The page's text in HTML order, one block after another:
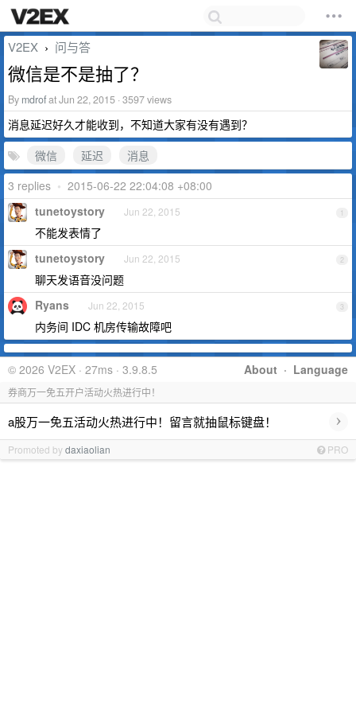
V2EX › 问与答
微信是不是抽了？
By mdrofat Jun 22, 2015 · 3597 views
消息延迟好久才能收到，不知道大家有没有遇到？
微信
延迟
消息
3 replies • 2015-06-22 22:04:08 +08:00
1
tunetoystory Jun 22, 2015
不能发表情了
2
tunetoystory Jun 22, 2015
聊天发语音没问题
3
Ryans Jun 22, 2015
内务间 IDC 机房传输故障吧
About · Language
© 2026 V2EX · 27ms · 3.9.8.5
券商万一免五开户活动火热进行中！
a股万一免五活动火热进行中！留言就抽鼠标键盘！ ›
Promoted bydaxiaolian PRO